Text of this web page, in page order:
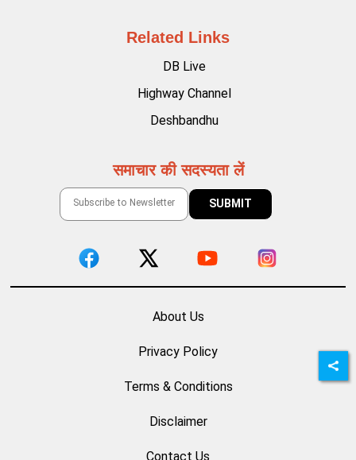
Related Links
DB Live
Highway Channel
Deshbandhu
समाचार की सदस्यता लें
About Us
Privacy Policy
Terms & Conditions
Disclaimer
Contact Us